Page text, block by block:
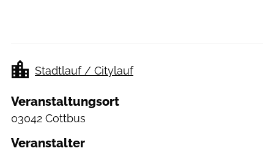
Stadtlauf / Citylauf
Veranstaltungsort
03042 Cottbus
Veranstalter